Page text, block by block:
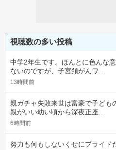
視聴数の多い投稿
中学2年生です。ほんとに色んな
ないのですが、子宮頚がんワ…
13時間前
親ガチャ失敗来世は富豪で子ども
親がいい幼い頃から深夜正座…
6時間前
努力も何もしないくせにプライド